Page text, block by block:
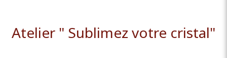
Atelier " Sublimez votre cristal"